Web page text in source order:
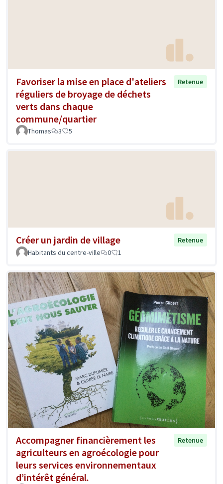
Favoriser la mise en place d'ateliers
réguliers de broyage de déchets
verts dans chaque
commune/quartier
Retenue
Thomas 3 5
Créer un jardin de village
Retenue
Habitants du centre-ville
0 1
Accompagner financièrement les
agriculteurs en agroécologie pour
leurs services environnementaux
d’intérêt général.
Retenue